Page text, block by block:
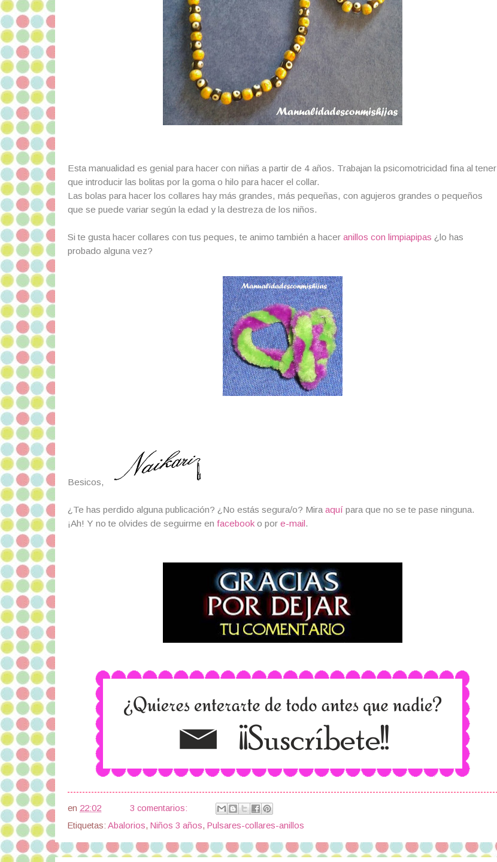
Esta manualidad es genial para hacer con niñas a partir de 4 años. Trabajan la psicomotricidad fina al tener
que introducir las bolitas por la goma o hilo para hacer el collar.
Las bolas para hacer los collares hay más grandes, más pequeñas, con agujeros grandes o pequeños
que se puede variar según la edad y la destreza de los niños.
Si te gusta hacer collares con tus peques, te animo también a hacer anillos con limpiapipas ¿lo has
probado alguna vez?
Besicos,
¿Te has perdido alguna publicación? ¿No estás segura/o? Mira aquí para que no se te pase ninguna.
¡Ah! Y no te olvides de seguirme en facebook o por e-mail.
en 22:02
3 comentarios:
Etiquetas: Abalorios, Niños 3 años, Pulsares-collares-anillos